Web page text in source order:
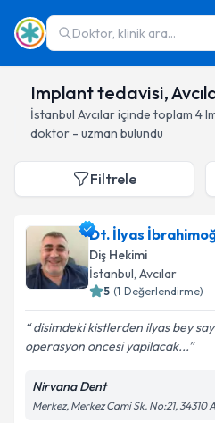
Doktor, klinik ara...
Implant tedavisi,
İstanbul Avcılariçinde toplam 4
doktor - uzman bulundu
Filtrele
Dt. İlyas
Diş Hekimi
İstanbul, Avcılar
5 (1 Değerlendirme)
disimdeki kistlerden ilyas bey
operasyon oncesi yapilacak...
Nirvana Dent
Merkez, Merkez Cami Sk. No:21, 34310